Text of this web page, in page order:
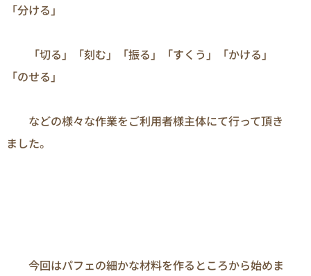
「分ける」
「切る」「刻む」「振る」「すくう」「かける」
「のせる」
などの様々な作業をご利用者様主体にて行って頂き
ました。
今回はパフェの細かな材料を作るところから始めま